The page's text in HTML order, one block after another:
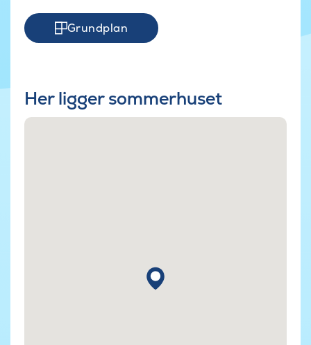
Grundplan
Her ligger sommerhuset